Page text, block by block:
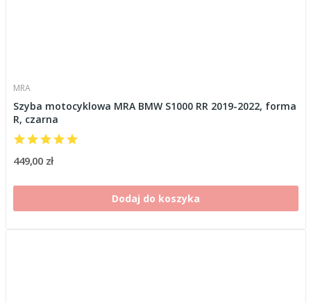
MRA
Szyba motocyklowa MRA BMW S1000 RR 2019-2022, forma
R, czarna
449,00 zł
Dodaj do koszyka